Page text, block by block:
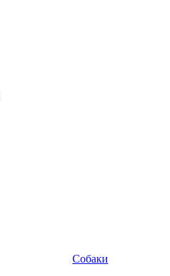
Собаки